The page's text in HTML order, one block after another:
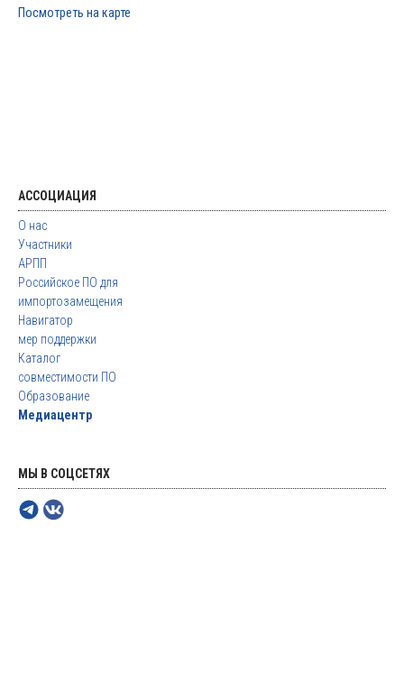
Посмотреть на карте
АССОЦИАЦИЯ
О нас
Участники
АРПП
Российское ПО для
импортозамещения
Навигатор
мер поддержки
Каталог
совместимости ПО
Образование
Медиацентр
МЫ В СОЦСЕТЯХ